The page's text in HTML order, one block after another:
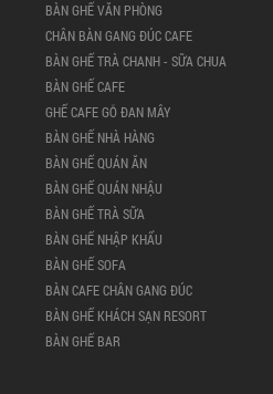
BÀN GHẾ VĂN PHÒNG
CHÂN BÀN GANG ĐÚC CAFE
BÀN GHẾ TRÀ CHANH - SỮA CHUA
BÀN GHẾ CAFE
GHẾ CAFE GỖ ĐAN MÂY
BÀN GHẾ NHÀ HÀNG
BÀN GHẾ QUÁN ĂN
BÀN GHẾ QUÁN NHẬU
BÀN GHẾ TRÀ SỮA
BÀN GHẾ NHẬP KHẨU
BÀN GHẾ SOFA
BÀN CAFE CHÂN GANG ĐÚC
BÀN GHẾ KHÁCH SẠN RESORT
BÀN GHẾ BAR